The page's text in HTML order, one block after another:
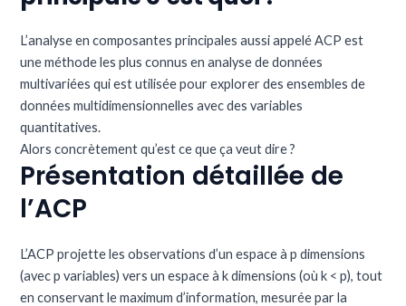
L’analyse en composantes principales aussi appelé ACP est
une méthode les plus connus en analyse de données
multivariées qui est utilisée pour explorer des ensembles de
données multidimensionnelles avec des variables
quantitatives.
Alors concrètement qu’est ce que ça veut dire ?
Présentation détaillée de
l’ACP
L’ACP projette les observations d’un espace à p dimensions
(avec p variables) vers un espace à k dimensions (où k < p), tout
en conservant le maximum d’information, mesurée par la